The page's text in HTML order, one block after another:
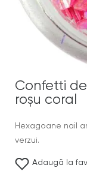
Confetti
roşu coral
Hexagoane nail
verzui.
Adaugă la